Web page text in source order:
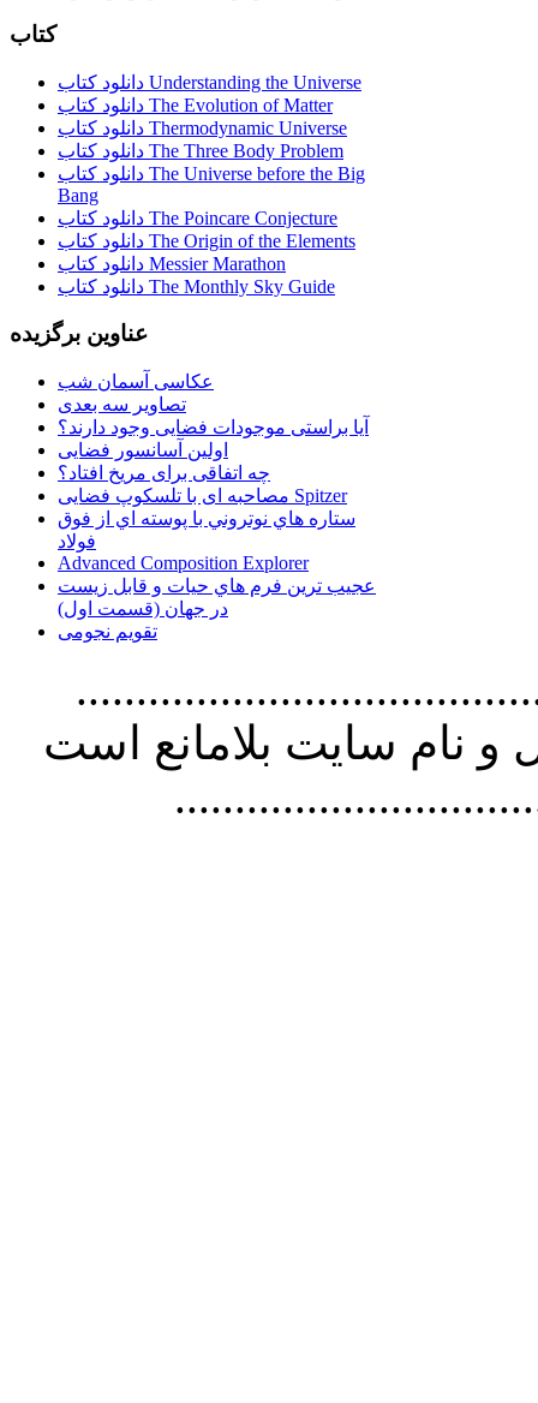
کتاب
دانلود کتاب Understanding the Universe
دانلود کتاب The Evolution of Matter
دانلود کتاب Thermodynamic Universe
دانلود کتاب The Three Body Problem
دانلود کتاب The Universe before the Big
Bang
دانلود کتاب The Poincare Conjecture
دانلود کتاب The Origin of the Elements
دانلود کتاب Messier Marathon
دانلود کتاب The Monthly Sky Guide
عناوین برگزیده
عکاسی آسمان شب
تصاویر سه بعدی
آیا براستی موجودات فضایی وجود دارند؟
اولین آسانسور فضایی
چه اتفاقی برای مریخ افتاد؟
مصاحبه ای با تلسکوپ فضایی Spitzer
ستاره هاي نوتروني با پوسته اي از فوق
فولاد
Advanced Composition Explorer
عجیب ترین فرم هاي حيات و قابل زيست
در جهان (قسمت اول)
تقویم نجومی
استفاده از
نام سايت بلامانع است